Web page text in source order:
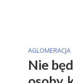
AGLOMERACJA
Nie